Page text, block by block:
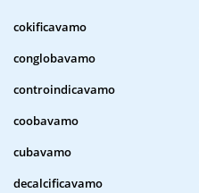
cokificavamo
conglobavamo
controindicavamo
coobavamo
cubavamo
decalcificavamo